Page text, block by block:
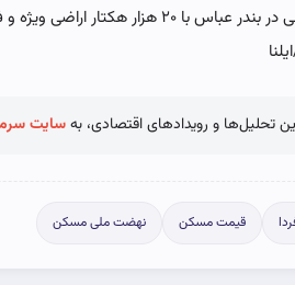
تحلیل‌ها و رویدادهای اقتصادی، بهسایت
قیمت مسکن نهضت ملی مسکن